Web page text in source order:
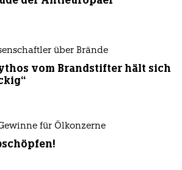
über Brände
vom Brandstifter hält sich
für Ölkonzerne